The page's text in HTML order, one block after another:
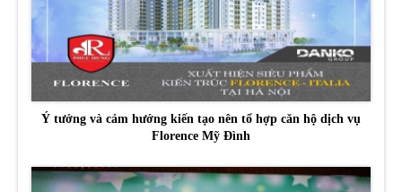
Ý tưởng và cảm hướng kiến tạo nên tổ hợp căn hộ dịch vụ
Florence Mỹ Đình